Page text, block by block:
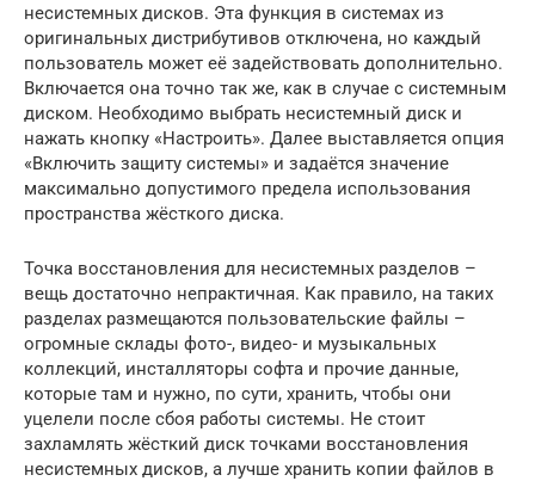
несистемных дисков. Эта функция в системах из
оригинальных дистрибутивов отключена, но каждый
пользователь может её задействовать дополнительно.
Включается она точно так же, как в случае с системным
диском. Необходимо выбрать несистемный диск и
нажать кнопку «Настроить». Далее выставляется опция
«Включить защиту системы» и задаётся значение
максимально допустимого предела использования
пространства жёсткого диска.
Точка восстановления для несистемных разделов –
вещь достаточно непрактичная. Как правило, на таких
разделах размещаются пользовательские файлы –
огромные склады фото-, видео- и музыкальных
коллекций, инсталляторы софта и прочие данные,
которые там и нужно, по сути, хранить, чтобы они
уцелели после сбоя работы системы. Не стоит
захламлять жёсткий диск точками восстановления
несистемных дисков, а лучше хранить копии файлов в